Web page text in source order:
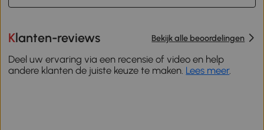
Klanten-reviews Bekijk alle beoordelingen
Deel uw ervaring via een recensie of video en help
andere klanten de juiste keuze te maken. Lees meer.